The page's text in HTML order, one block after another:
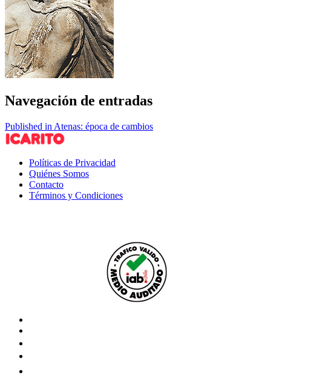
Navegación de entradas
Published in Atenas: época de cambios
Políticas de Privacidad
Quiénes Somos
Contacto
Términos y Condiciones